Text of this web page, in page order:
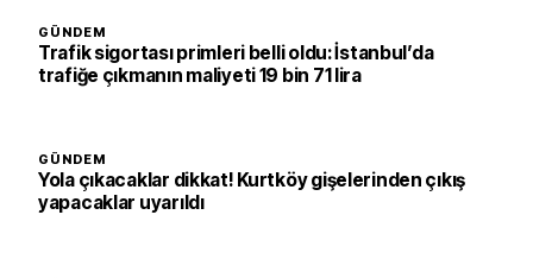
GÜNDEM
Trafik sigortası primleri belli oldu: İstanbul’da
trafiğe çıkmanın maliyeti 19 bin 71 lira
GÜNDEM
Yola çıkacaklar dikkat! Kurtköy gişelerinden çıkış
yapacaklar uyarıldı